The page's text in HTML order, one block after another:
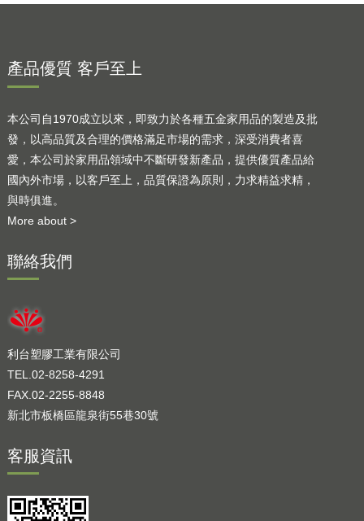
產品優質 客戶至上
本公司自1970成立以來，即致力於各種五金家用品的製造及批
發，以高品質及合理的價格滿足市場的需求，深受消費者喜
愛，本公司於家用品領域中不斷研發新產品，提供優質產品給
國內外市場，以客戶至上，品質保證為原則，力求精益求精，
與時俱進。
More about >
聯絡我們
利台塑膠工業有限公司
TEL.02-8258-4291
FAX.02-2255-8848
新北市板橋區龍泉街55巷30號
客服資訊